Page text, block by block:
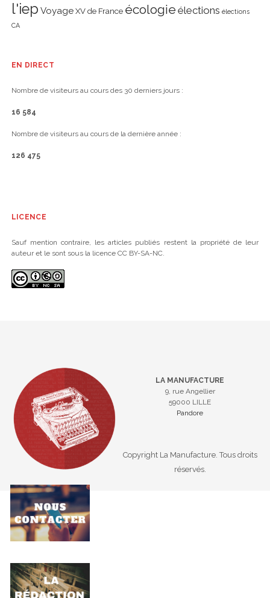
l'iep Voyage XV de France écologie élections élections
CA
EN DIRECT
Nombre de visiteurs au cours des 30 derniers jours :
16 584
Nombre de visiteurs au cours de la dernière année :
126 475
LICENCE
Sauf mention contraire, les articles publiés restent la propriété de leur
auteur et le sont sous la licence CC BY-SA-NC.
LA MANUFACTURE
9, rue Angellier
59000 LILLE
Pandore
Copyright La Manufacture. Tous droits
réservés.